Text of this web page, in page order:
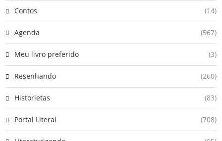
Contos (14)
Agenda (567)
Meu livro preferido (3)
Resenhando (260)
Historietas (83)
Portal Literal (708)